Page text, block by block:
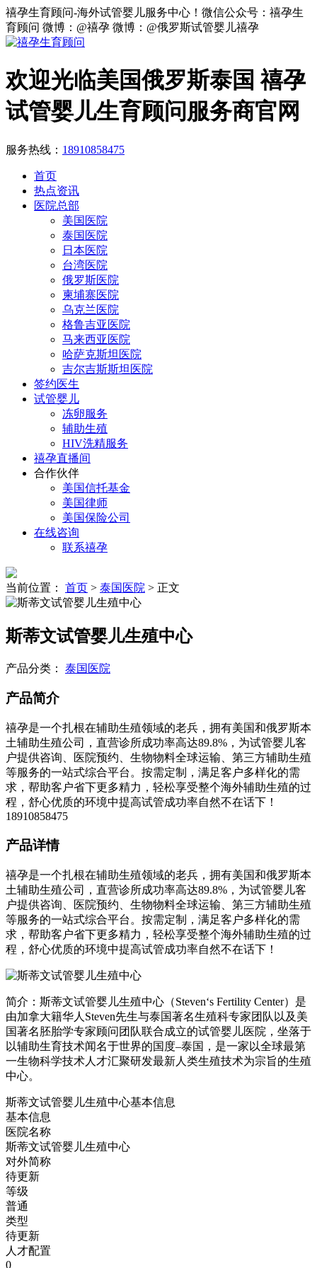
禧孕生育顾问-海外试管婴儿服务中心！微信公众号：禧孕生
育顾问 微博：@禧孕 微博：@俄罗斯试管婴儿禧孕
欢迎光临美国俄罗斯泰国 禧孕
试管婴儿生育顾问服务商官网
服务热线： 18910858475
首页
热点资讯
医院总部
美国医院
泰国医院
日本医院
台湾医院
俄罗斯医院
柬埔寨医院
乌克兰医院
格鲁吉亚医院
马来西亚医院
哈萨克斯坦医院
吉尔吉斯斯坦医院
签约医生
试管婴儿
冻卵服务
辅助生殖
HIV洗精服务
禧孕直播间
合作伙伴
美国信托基金
美国律师
美国保险公司
在线咨询
联系禧孕
当前位置： 首页 > 泰国医院 > 正文
斯蒂文试管婴儿生殖中心
产品分类： 泰国医院
产品简介
禧孕是一个扎根在辅助生殖领域的老兵，拥有美国和俄罗斯本
土辅助生殖公司，直营诊所成功率高达89.8%，为试管婴儿客
户提供咨询、医院预约、生物物料全球运输、第三方辅助生殖
等服务的一站式综合平台。按需定制，满足客户多样化的需
求，帮助客户省下更多精力，轻松享受整个海外辅助生殖的过
程，舒心优质的环境中提高试管成功率自然不在话下！
18910858475
产品详情
禧孕是一个扎根在辅助生殖领域的老兵，拥有美国和俄罗斯本
土辅助生殖公司，直营诊所成功率高达89.8%，为试管婴儿客
户提供咨询、医院预约、生物物料全球运输、第三方辅助生殖
等服务的一站式综合平台。按需定制，满足客户多样化的需
求，帮助客户省下更多精力，轻松享受整个海外辅助生殖的过
程，舒心优质的环境中提高试管成功率自然不在话下！
简介：斯蒂文试管婴儿生殖中心（Steven‘s Fertility Center）是
由加拿大籍华人Steven先生与泰国著名生殖科专家团队以及美
国著名胚胎学专家顾问团队联合成立的试管婴儿医院，坐落于
以辅助生育技术闻名于世界的国度–泰国，是一家以全球最第
一生物科学技术人才汇聚研发最新人类生殖技术为宗旨的生殖
中心。
斯蒂文试管婴儿生殖中心基本信息
基本信息
医院名称
斯蒂文试管婴儿生殖中心
对外简称
待更新
等级
普通
类型
待更新
人才配置
0